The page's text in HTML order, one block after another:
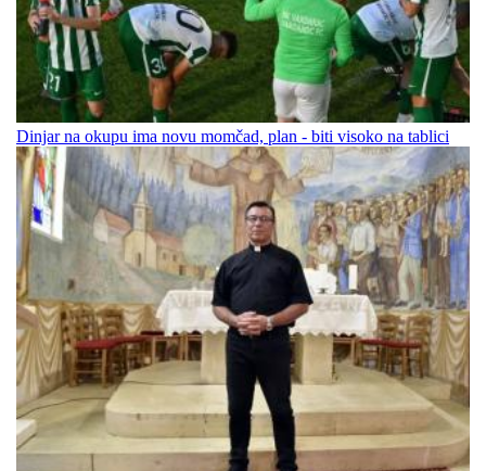
Dinjar na okupu ima novu momčad, plan - biti visoko na tablici